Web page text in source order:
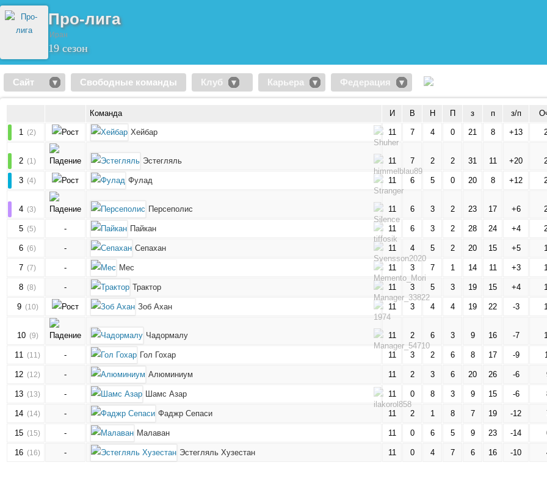
Про-лига
Иран
19 сезон
Сайт Свободные команды Клуб Карьера Федерация
Команда И В Н П з п з/п
1 (2) Хейбар 11 7 4 0 21 8 +13
2 (1) Эстегляль 11 7 2 2 31 11 +20
3 (4) Фулад 11 6 5 0 20 8 +12
4 (3) Персеполис 11 6 3 2 23 17 +6
5 (5) - Пайкан 11 6 3 2 28 24 +4
6 (6) - Сепахан 11 4 5 2 20 15 +5
7 (7) - Мес 11 3 7 1 14 11 +3
8 (8) - Трактор 11 3 5 3 19 15 +4
9 (10) Зоб Ахан 11 3 4 4 19 22 -3
10 (9) Чадормалу 11 2 6 3 9 16 -7
11 (11) - Гол Гохар 11 3 2 6 8 17 -9
12 (12) - Алюминиум 11 2 3 6 20 26 -6
13 (13) - Шамс Азар 11 0 8 3 9 15 -6
14 (14) - Фаджр Сепаси 11 2 1 8 7 19 -12
15 (15) - Малаван 11 0 6 5 9 23 -14
16 (16) - Эстегляль Хузестан 11 0 4 7 6 16 -10